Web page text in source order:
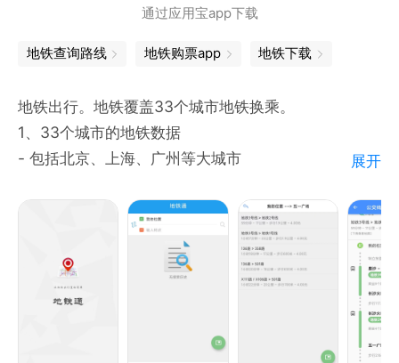
通过应用宝app下载
地铁查询路线 地铁购票app 地铁下载
地铁出行。地铁覆盖33个城市地铁换乘。
1、33个城市的地铁数据
- 包括北京、上海、广州等大城市
2、信息全、更新快：
- 专业运维团队更新地铁信息，包括线路图，站点信
息、出口信息、卫生间信息、首末车时间、出口地图
- 每天提供地铁的重要运营信息
展开